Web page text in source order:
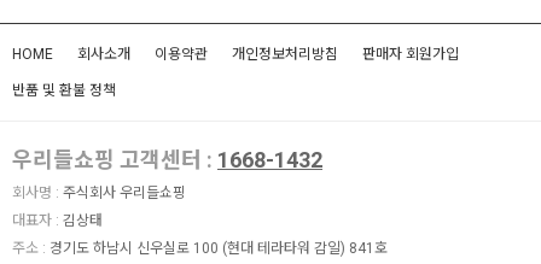
HOME 회사소개 이용약관 개인정보처리방침 판매자 회원가입
반품 및 환불 정책
우리들쇼핑 고객센터 : 1668-1432
회사명 : 주식회사 우리들쇼핑
대표자 : 김상태
주소 : 경기도 하남시 신우실로 100 (현대 테라타워 감일) 841호